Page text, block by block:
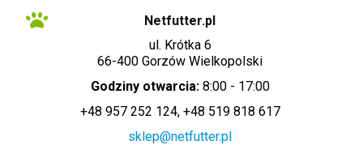
Netfutter.pl
ul. Krótka 6
66-400 Gorzów Wielkopolski
Godziny otwarcia:8:00 - 17:00
+48 957 252 124, +48 519 818 617
sklep@netfutter.pl